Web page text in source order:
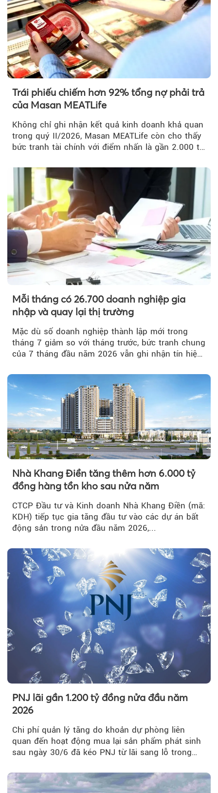
Trái phiếu chiếm hơn 92% tổng nợ phải trả
của Masan MEATLife
Không chỉ ghi nhận kết quả kinh doanh khả quan
trong quý II/2026, Masan MEATLife còn cho thấy
bức tranh tài chính với điểm nhấn là gần 2.000 tỷ
Mỗi tháng có 26.700 doanh nghiệp gia
nhập và quay lại thị trường
Mặc dù số doanh nghiệp thành lập mới trong
tháng 7 giảm so với tháng trước, bức tranh chung
của 7 tháng đầu năm 2026 vẫn ghi nhận tín hiệu
Nhà Khang Điền tăng thêm hơn 6.000 tỷ
đồng hàng tồn kho sau nửa năm
CTCP Đầu tư và Kinh doanh Nhà Khang Điền (mã:
KDH) tiếp tục gia tăng đầu tư vào các dự án bất
động sản trong nửa đầu năm 2026,...
PNJ lãi gần 1.200 tỷ đồng nửa đầu năm
2026
Chi phí quản lý tăng do khoản dự phòng liên
quan đến hoạt động mua lại sản phẩm phát sinh
sau ngày 30/6 đã kéo PNJ từ lãi sang lỗ trong